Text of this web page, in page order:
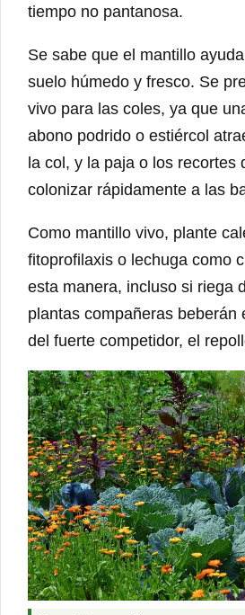
tiempo no pantanosa.
Se sabe que el mantillo
suelo húmedo y fresco. Se
vivo para las coles, ya que
abono podrido o estiércol
la col, y la paja o los recortes
colonizar rápidamente a las
Como mantillo vivo, plante
fitoprofilaxis o lechuga como
esta manera, incluso si riega
plantas compañeras beberán
del fuerte competidor, el